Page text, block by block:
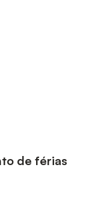
de férias